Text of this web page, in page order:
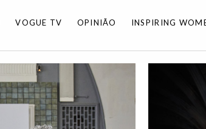
VOGUE TV OPINIÃO INSPIRING